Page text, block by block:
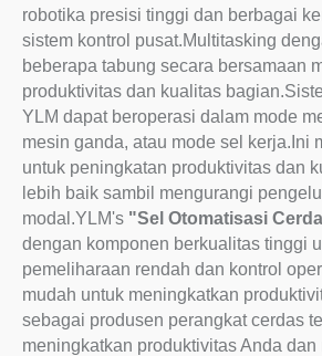
robotika presisi tinggi dan berbagai
sistem kontrol pusat.Multitasking
beberapa tabung secara bersamaan
produktivitas dan kualitas
YLM dapat beroperasi dalam mode
mesin ganda, atau mode sel kerja.Ini
untuk peningkatan produktivitas dan
lebih baik sambil mengurangi
modal.YLM's "Sel Otomatisasi
dengan komponen berkualitas tinggi
pemeliharaan rendah dan kontrol
mudah untuk meningkatkan
sebagai produsen perangkat cerdas
meningkatkan produktivitas Anda